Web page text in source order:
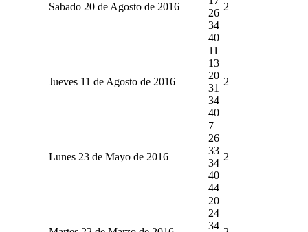
Sabado 20 de Agosto de 2016
26
34
40
2
Jueves 11 de Agosto de 2016
11
13
20
31
34
40
2
Lunes 23 de Mayo de 2016
7
26
33
34
40
44
2
20
24
34